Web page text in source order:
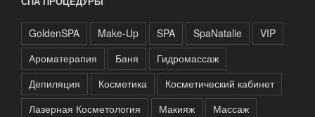
GoldenSPA Make-Up SPA SpaNatalie
VIP
Ароматерапия
Баня
Гидромассаж
Депиляция
Косметика
Косметический кабинет
Лазерная Косметология
Макияж
Массаж